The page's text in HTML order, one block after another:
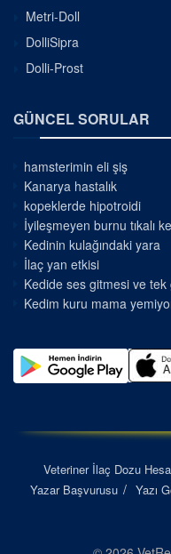
Metri-Doll
DolliSipra
Dolli-Prost
GÜNCEL SORULAR
hamsterimin eli şiş
Kanarya hastalık
kopeklerde hipotroidi
İyileşmeyen burnu tıkalı
Kedinin kulağındaki yara
İlaç yan etkisi
Kedide ses gitmesi ve tek
Kedim kuru mama
Veteriner İlaç Dozu
Yazar Başvurusu
Yazı